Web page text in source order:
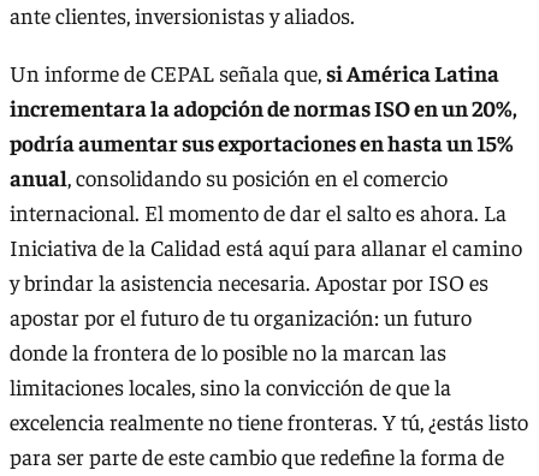
ante clientes, inversionistas y aliados.
Un informe de CEPAL señala que,si América Latina
incrementara la adopción de normas ISO en un 20%,
podría aumentar sus exportaciones en hasta un 15%
anual, consolidando su posición en el comercio
internacional. El momento de dar el salto es ahora. La
Iniciativa de la Calidad está aquí para allanar el camino
y brindar la asistencia necesaria. Apostar por ISO es
apostar por el futuro de tu organización: un futuro
donde la frontera de lo posible no la marcan las
limitaciones locales, sino la convicción de que la
excelencia realmente no tiene fronteras. Y tú, ¿estás listo
para ser parte de este cambio que redefine la forma de